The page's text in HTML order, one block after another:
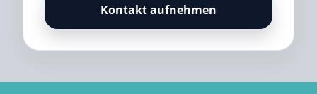
Kontakt aufnehmen